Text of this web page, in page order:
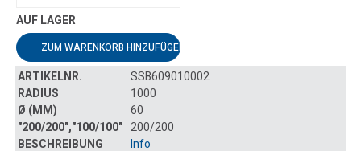
ZUM WARENKORB HINZUFÜGEN
SSB609010002
1000
60
200/200
Info